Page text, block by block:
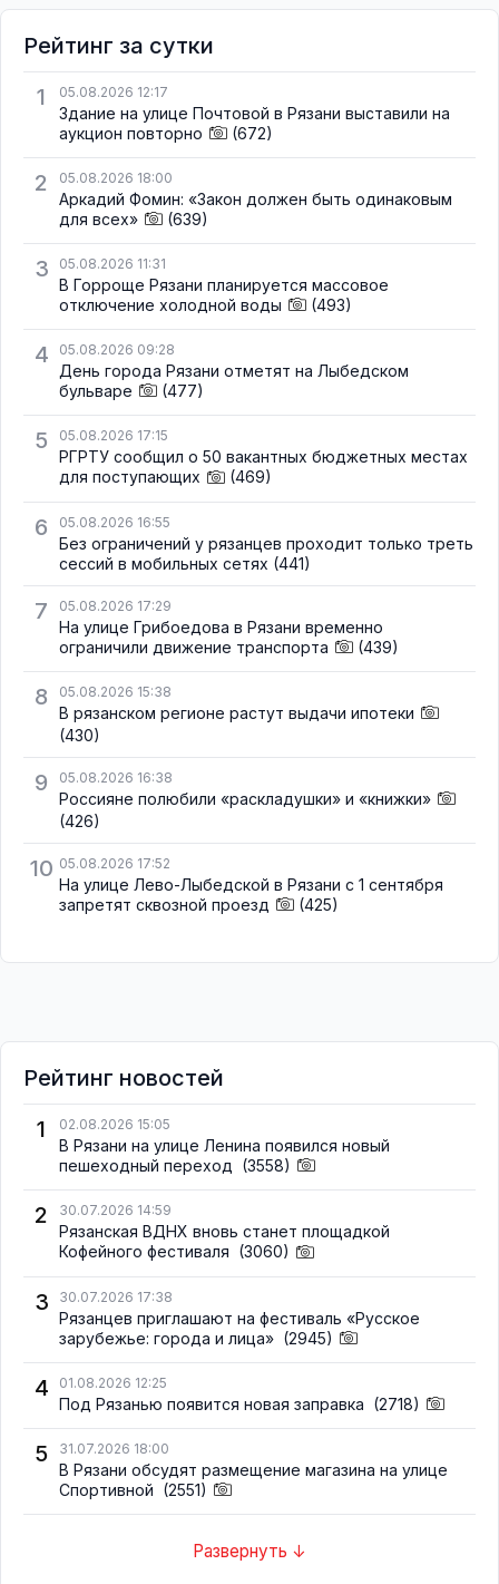
Рейтинг за сутки
1
05.08.2026 12:17
Здание на улице Почтовой в Рязани выставили на
аукцион повторно
(672)
2 05.08.2026 18:00
Аркадий Фомин: «Закон должен быть одинаковым
для всех»
(639)
3 05.08.2026 11:31
В Горроще Рязани планируется массовое
отключение холодной воды
(493)
4 05.08.2026 09:28
День города Рязани отметят на Лыбедском
бульваре
(477)
5 05.08.2026 17:15
РГРТУ сообщил о 50 вакантных бюджетных местах
для поступающих
(469)
6 05.08.2026 16:55
Без ограничений у рязанцев проходит только треть
сессий в мобильных сетях (441)
7 05.08.2026 17:29
На улице Грибоедова в Рязани временно
ограничили движение транспорта
(439)
8 05.08.2026 15:38
В рязанском регионе растут выдачи ипотеки
(430)
9 05.08.2026 16:38
Россияне полюбили «раскладушки» и «книжки»
(426)
10 05.08.2026 17:52
На улице Лево-Лыбедской в Рязани с 1 сентября
запретят сквозной проезд
(425)
Рейтинг новостей
1
02.08.2026 15:05
В Рязани на улице Ленина появился новый
пешеходный переход (3558)
2 30.07.2026 14:59
Рязанская ВДНХ вновь станет площадкой
Кофейного фестиваля (3060)
3 30.07.2026 17:38
Рязанцев приглашают на фестиваль «Русское
зарубежье: города и лица» (2945)
4 01.08.2026 12:25
Под Рязанью появится новая заправка (2718)
5 31.07.2026 18:00
В Рязани обсудят размещение магазина на улице
Спортивной (2551)
Развернуть ↓